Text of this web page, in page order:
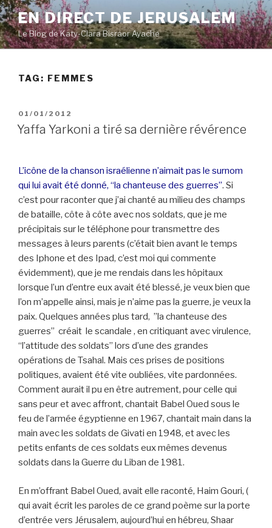
Skip
to
content
EN DIRECT DE JERUSALEM
Le Blog de Katy-Clara Bisraor Ayache
TAG: FEMMES
POSTED
ON
01/01/2012
Yaffa Yarkoni a tiré sa dernière révérence
L’icône de la chanson israélienne n’aimait pas le surnom
qui lui avait été donné, “la chanteuse des guerres”. Si
c’est pour raconter que j’ai chanté au milieu des champs
de bataille, côte à côte avec nos soldats, que je me
précipitais sur le téléphone pour transmettre des
messages à leurs parents (c’était bien avant le temps
des Iphone et des Ipad, c’est moi qui commente
évidemment), que je me rendais dans les hôpitaux
lorsque l’un d’entre eux avait été blessé, je veux bien que
l’on m’appelle ainsi, mais je n’aime pas la guerre, je veux la
paix. Quelques années plus tard, ”la chanteuse des
guerres” créait le scandale , en critiquant avec virulence,
“l’attitude des soldats” lors d’une des grandes
opérations de Tsahal. Mais ces prises de positions
politiques, avaient été vite oubliées, vite pardonnées.
Comment aurait il pu en être autrement, pour celle qui
sans peur et avec affront, chantait Babel Oued sous le
feu de l’armée égyptienne en 1967, chantait main dans la
main avec les soldats de Givati en 1948, et avec les
petits enfants de ces soldats eux mêmes devenus
soldats dans la Guerre du Liban de 1981.
En m’offrant Babel Oued, avait elle raconté, Haim Gouri, (
qui avait écrit les paroles de ce grand poème sur la porte
d’entrée vers Jérusalem, aujourd’hui en hébreu, Shaar